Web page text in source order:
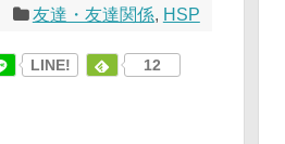
友達・友達関係, HSP
LINE! 12